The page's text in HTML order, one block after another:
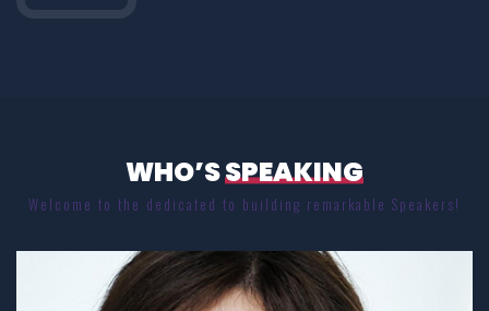
WHO’SSPEAKING
Welcome to the dedicated to building remarkable Speakers!